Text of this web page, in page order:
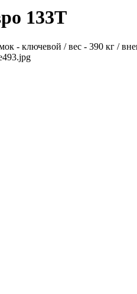
133T
- ключевой / вес - 390 кг